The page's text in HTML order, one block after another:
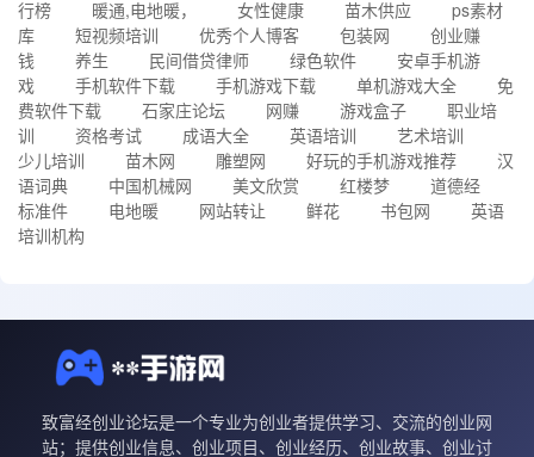
行榜
暖通,电地暖， 女性健康 苗木供应
ps素材
库
短视频培训 优秀个人博客 包装网
创业赚
钱
养生 民间借贷律师 绿色软件
安卓手机游
戏
手机软件下载 手机游戏下载 单机游戏大全
免
费软件下载
石家庄论坛 网赚 游戏盒子
职业培
训
资格考试 成语大全 英语培训
艺术培训
少儿培训
苗木网 雕塑网 好玩的手机游戏推荐
汉
语词典
中国机械网 美文欣赏 红楼梦
道德经
标准件
电地暖 网站转让 鲜花 书包网
英语
培训机构
致富经创业论坛是一个专业为创业者提供学习、交流的创业网
站；提供创业信息、创业项目、创业经历、创业故事、创业讨